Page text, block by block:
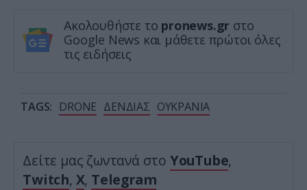
Ακολουθήστε το pronews.gr στο
Google News και μάθετε πρώτοι όλες
τις ειδήσεις
TAGS: DRONE ΔΕΝΔΙΑΣ ΟΥΚΡΑΝΙΑ
Δείτε μας ζωντανά στο YouTube,
Twitch, X, Telegram